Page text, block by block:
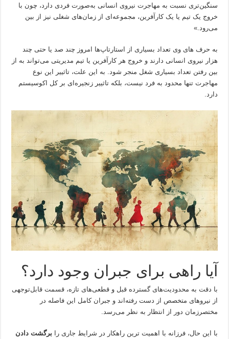
سنگین‌تری نسبت به مهاجرت نیروی انسانی به‌صورت فردی دارد، چون با
خروج یک تیم یا یک کارآفرین، مجموعه‌ای از زمان‌های شغلی نیز از بین
می‌رود.»
به حرف های وی تعداد بسیاری از استارتاپ‌ها امروز چند صد یا حتی چند
هزار نیروی انسانی دارند و خروج هر کارآفرین یا تیم مدیریتی می‌تواند به از
بین رفتن تعداد بسیاری شغل منجر شود. به این علت، تاثییر این نوع
مهاجرت تنها محدود به فرد نیست، بلکه تاثییر زنجیره‌ای بر کل اکوسیستم
دارد.
آیا راهی برای جبران وجود دارد؟
با دقت به محدودیت‌های گسترده قبل و قطعی‌های تازه، قسمت قابل‌توجهی
از نیروهای متخصص از دست رفته‌اند و جبران کامل این فاصله در
مختصر‌زمان دور از انتظار به نظر می‌رسد.
با این حال، فرزانه با اهمیت ترین راهکار در شرایط جاری را برگشت دادن